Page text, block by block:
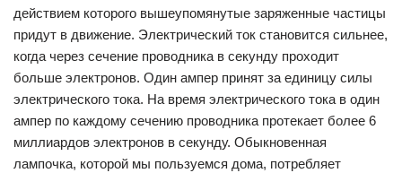
действием которого вышеупомянутые заряженные частицы
придут в движение. Электрический ток становится сильнее,
когда через сечение проводника в секунду проходит
больше электронов. Один ампер принят за единицу силы
электрического тока. На время электрического тока в один
ампер по каждому сечению проводника протекает более 6
миллиардов электронов в секунду. Обыкновенная
лампочка, которой мы пользуемся дома, потребляет